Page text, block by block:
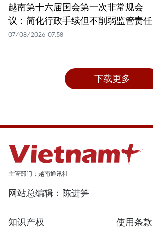
越南第十六届国会第一次非常规会
议：简化行政手续但不削弱监管责任
07/08/2026 07:58
下载更多
主管部门：越南通讯社
网站总编辑：陈进笋
知识产权
使用条款